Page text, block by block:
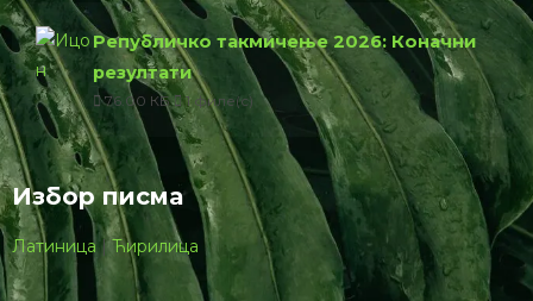
Републичко такмичење 2026: Коначни
резултати
76.00 КБ 1 филе(с)
Избор писма
Латиница |Ћирилица